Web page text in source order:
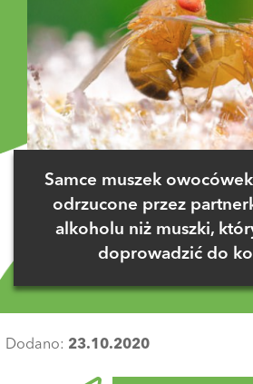
Samce muszek
odrzucone przez
alkoholu niż muszki,
doprowadzić do
Dodano: 23.10.2020